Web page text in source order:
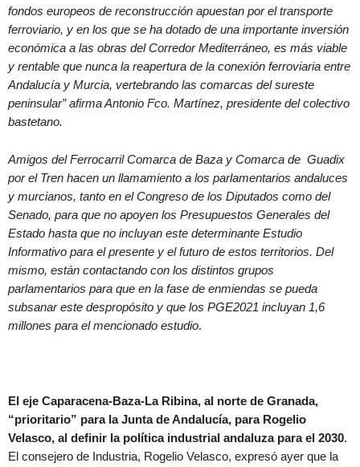
fondos europeos de reconstrucción apuestan por el transporte
ferroviario, y en los que se ha dotado de una importante inversión
económica a las obras del Corredor Mediterráneo, es más viable
y rentable que nunca la reapertura de la conexión ferroviaria entre
Andalucía y Murcia, vertebrando las comarcas del sureste
peninsular” afirma Antonio Fco. Martínez, presidente del colectivo
bastetano.
Amigos del Ferrocarril Comarca de Baza y Comarca de Guadix
por el Tren hacen un llamamiento a los parlamentarios andaluces
y murcianos, tanto en el Congreso de los Diputados como del
Senado, para que no apoyen los Presupuestos Generales del
Estado hasta que no incluyan este determinante Estudio
Informativo para el presente y el futuro de estos territorios. Del
mismo, están contactando con los distintos grupos
parlamentarios para que en la fase de enmiendas se pueda
subsanar este despropósito y que los PGE2021 incluyan 1,6
millones para el mencionado estudio.
El eje Caparacena-Baza-La Ribina, al norte de Granada,
“prioritario” para la Junta de Andalucía, para Rogelio
Velasco, al definir la política industrial andaluza para el 2030.
El consejero de Industria, Rogelio Velasco, expresó ayer que la